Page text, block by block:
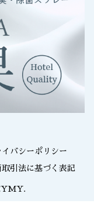
イバシーポリシー
引法に基づく表記